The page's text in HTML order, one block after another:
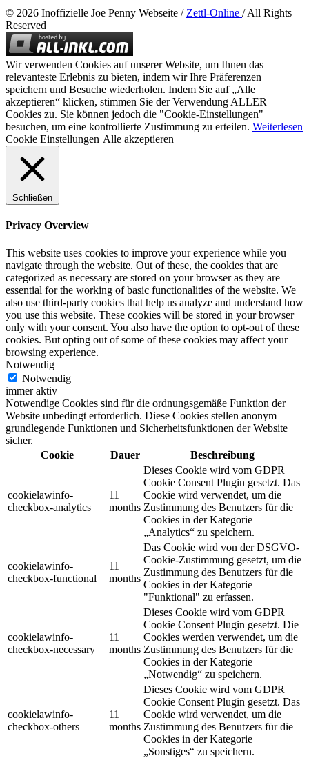
© 2026 Inoffizielle Joe Penny Webseite / Zettl-Online / All Rights
Reserved
Wir verwenden Cookies auf unserer Website, um Ihnen das
relevanteste Erlebnis zu bieten, indem wir Ihre Präferenzen
speichern und Besuche wiederholen. Indem Sie auf „Alle
akzeptieren“ klicken, stimmen Sie der Verwendung ALLER
Cookies zu. Sie können jedoch die "Cookie-Einstellungen"
besuchen, um eine kontrollierte Zustimmung zu erteilen. Weiterlesen
Cookie Einstellungen Alle akzeptieren
Schließen
Privacy Overview
This website uses cookies to improve your experience while you
navigate through the website. Out of these, the cookies that are
categorized as necessary are stored on your browser as they are
essential for the working of basic functionalities of the website. We
also use third-party cookies that help us analyze and understand how
you use this website. These cookies will be stored in your browser
only with your consent. You also have the option to opt-out of these
cookies. But opting out of some of these cookies may affect your
browsing experience.
Notwendig
Notwendig
immer aktiv
Notwendige Cookies sind für die ordnungsgemäße Funktion der
Website unbedingt erforderlich. Diese Cookies stellen anonym
grundlegende Funktionen und Sicherheitsfunktionen der Website
sicher.
Cookie
Dauer Beschreibung
cookielawinfo-
checkbox-analytics
11
months
Dieses Cookie wird vom GDPR
Cookie Consent Plugin gesetzt. Das
Cookie wird verwendet, um die
Zustimmung des Benutzers für die
Cookies in der Kategorie
„Analytics“ zu speichern.
cookielawinfo-
checkbox-functional
11
months
Das Cookie wird von der DSGVO-
Cookie-Zustimmung gesetzt, um die
Zustimmung des Benutzers für die
Cookies in der Kategorie
"Funktional" zu erfassen.
cookielawinfo-
checkbox-necessary
11
months
Dieses Cookie wird vom GDPR
Cookie Consent Plugin gesetzt. Die
Cookies werden verwendet, um die
Zustimmung des Benutzers für die
Cookies in der Kategorie
„Notwendig“ zu speichern.
cookielawinfo-
checkbox-others
11
months
Dieses Cookie wird vom GDPR
Cookie Consent Plugin gesetzt. Das
Cookie wird verwendet, um die
Zustimmung des Benutzers für die
Cookies in der Kategorie
„Sonstiges“ zu speichern.